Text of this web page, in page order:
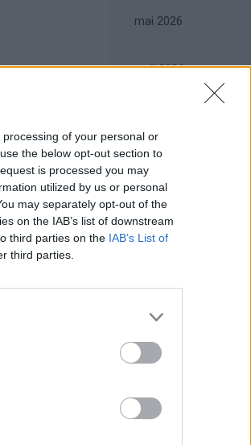
of your personal or
the below opt-out section to
is processed you may
utilized by us or personal
may separately opt-out of the
on the IAB’s list of downstream
third parties on the IAB’s List of
third parties.
sur la
aussi sur
et Reims
a su créer
mai 2026
avril 2026
février 2026
janvier 2026
novembre 2025
octobre 2025
septembre 2025